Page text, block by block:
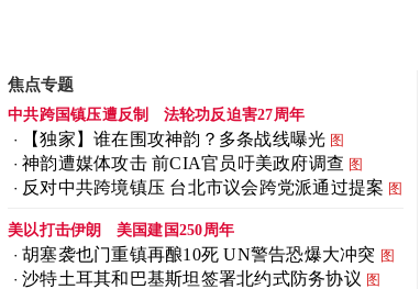
焦点专题
中共跨国镇压遭反制 法轮功反迫害27周年
【独家】谁在围攻神韵？多条战线曝光 图
神韵遭媒体攻击 前CIA官员吁美政府调查 图
反对中共跨境镇压 台北市议会跨党派通过提案 图
美以打击伊朗 美国建国250周年
胡塞袭也门重镇再酿10死 UN警告恐爆大冲突 图
沙特土耳其和巴基斯坦签署北约式防务协议 图